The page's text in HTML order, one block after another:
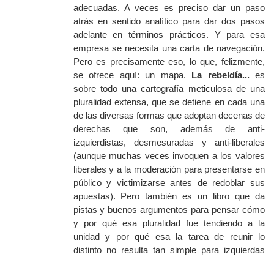
adecuadas. A veces es preciso dar un paso
atrás en sentido analítico para dar dos pasos
adelante en términos prácticos. Y para esa
empresa se necesita una carta de navegación.
Pero es precisamente eso, lo que, felizmente,
se ofrece aquí: un mapa. La rebeldía...es
sobre todo una cartografía meticulosa de una
pluralidad extensa, que se detiene en cada una
de las diversas formas que adoptan decenas de
derechas que son, además de anti-
izquierdistas, desmesuradas y anti-liberales
(aunque muchas veces invoquen a los valores
liberales y a la moderación para presentarse en
público y victimizarse antes de redoblar sus
apuestas). Pero también es un libro que da
pistas y buenos argumentos para pensar cómo
y por qué esa pluralidad fue tendiendo a la
unidad y por qué esa la tarea de reunir lo
distinto no resulta tan simple para izquierdas